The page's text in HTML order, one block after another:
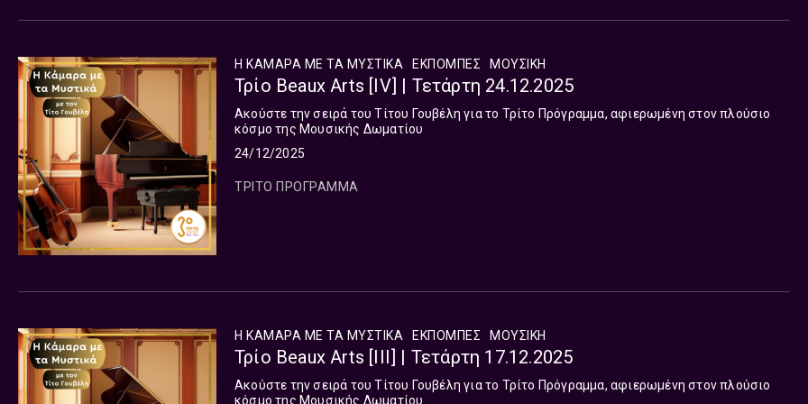
Η ΚΑΜΑΡΑ ΜΕ ΤΑ ΜΥΣΤΙΚΑ ΕΚΠΟΜΠΈΣ ΜΟΥΣΙΚΉ
Τρίο Beaux Arts [IV] | Τετάρτη 24.12.2025
Ακούστε την σειρά του Τίτου Γουβέλη για το Τρίτο Πρόγραμμα, αφιερωμένη στον πλούσιο
κόσμο της Μουσικής Δωματίου
24/12/2025
ΤΡΙΤΟ ΠΡΟΓΡΑΜΜΑ
Η ΚΑΜΑΡΑ ΜΕ ΤΑ ΜΥΣΤΙΚΑ ΕΚΠΟΜΠΈΣ ΜΟΥΣΙΚΉ
Τρίο Beaux Arts [III] | Τετάρτη 17.12.2025
Ακούστε την σειρά του Τίτου Γουβέλη για το Τρίτο Πρόγραμμα, αφιερωμένη στον πλούσιο
κόσμο της Μουσικής Δωματίου